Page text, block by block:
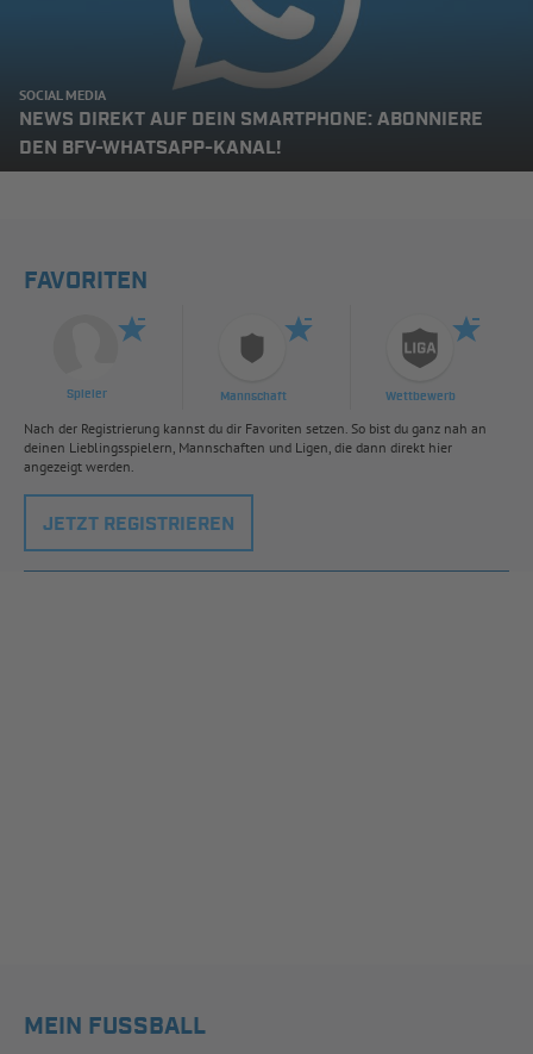
SOCIAL MEDIA
NEWS DIREKT AUF DEIN SMARTPHONE: ABONNIERE
DEN BFV-WHATSAPP-KANAL!
FAVORITEN
Spieler Mannschaft Wettbewerb
Nach der Registrierung kannst du dir Favoriten setzen. So bist du ganz nah an
deinen Lieblingsspielern, Mannschaften und Ligen, die dann direkt hier
angezeigt werden.
JETZT REGISTRIEREN
MEIN FUSSBALL